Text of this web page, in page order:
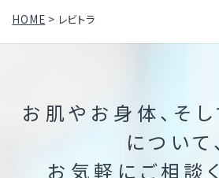
HOME > レビトラ
お肌やお身体、そ
について、
お気軽にご相談